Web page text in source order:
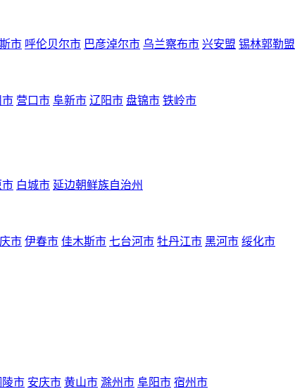
市 呼伦贝尔市 巴彦淖尔市 乌兰察布市 兴安盟 锡林郭勒盟
市 营口市 阜新市 辽阳市 盘锦市 铁岭市
市 白城市 延边朝鲜族自治州
市 伊春市 佳木斯市 七台河市 牡丹江市 黑河市 绥化市
陵市 安庆市 黄山市 滁州市 阜阳市 宿州市